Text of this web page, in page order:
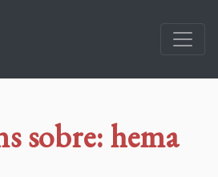
sobre: hema